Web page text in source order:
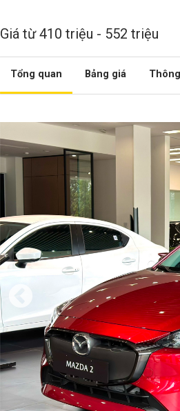
Giá từ 410 triệu - 552 triệu
Tổng quan Bảng giá